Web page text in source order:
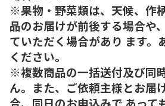
※果物・野菜類は、天候、作
品のお届けが前後する場合や
ていただく場合があり ます。
ください。
※複数商品の一括送付及び同
ん。また、ご依頼主様とお届
合、同日のお申込みで あって